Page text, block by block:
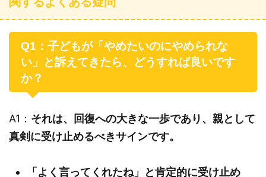
Q1：子どもが「やめたいのにやめられな
い」と訴えてきたら、どうすれば良いです
か？
A1： それは、回復への大きな一歩であり、親として
真剣に受け止めるべきサインです。
「よく言ってくれたね」と肯定的に受け止め